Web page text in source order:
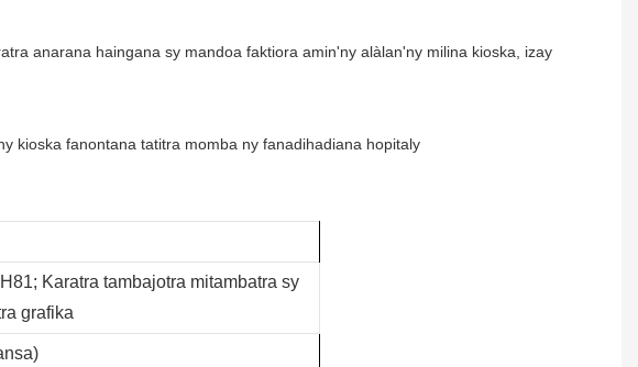
anarana haingana sy mandoa faktiora amin'ny alàlan'ny milina kioska, izay
kioska fanontana tatitra momba ny fanadihadiana hopitaly
H81; Karatra tambajotra mitambatra sy
grafika